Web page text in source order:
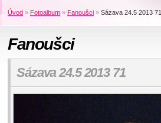
Úvod » Fotoalbum » Fanoušci » Sázava 24.5 2013 71
Fanoušci
Sázava 24.5 2013 71